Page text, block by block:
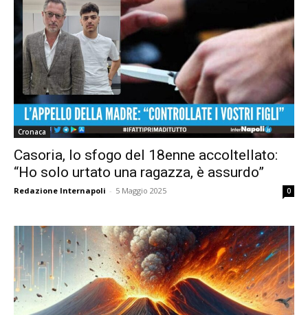
Cronaca
Casoria, lo sfogo del 18enne accoltellato:
“Ho solo urtato una ragazza, è assurdo”
Redazione Internapoli - 5 Maggio 2025 0